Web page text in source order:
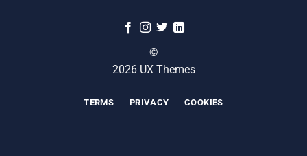
©
2026 UX Themes
TERMS PRIVACY COOKIES